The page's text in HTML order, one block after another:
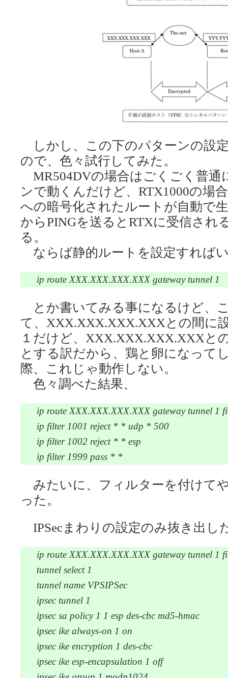
しかし、この下のパターンの設
ので、色々試行してみた。
MR504DVの場合はごくごく普通
ンで動くんだけど、RTX1000の場
への暗号化されたルートが自動で
からPINGを送るとRTXに受信され
る。
ならば静的ルートを設定すれば
ip route XXX.XXX.XXX.XXX gateway tunnel 1
とか書いてみる事になるけど、
て、XXX.XXX.XXX.XXXとの間に
１だけど、XXX.XXX.XXX.XXXと
とする訳だから、鶏と卵になっ
際、これじゃ動作しない。
色々調べた結果、
ip route XXX.XXX.XXX.XXX gateway tunnel 1
ip filter 1001 reject * * udp * 500
ip filter 1002 reject * * esp
ip filter 1999 pass * *
みたいに、フィルターを付けて
った。
IPSecまわりの設定のみ抜き出し
ip route XXX.XXX.XXX.XXX gateway tunnel 1
tunnel select 1
tunnel name VPSIPSec
ipsec tunnel 1
ipsec sa policy 1 1 esp des-cbc md5-hmac
ipsec ike always-on 1 on
ipsec ike encryption 1 des-cbc
ipsec ike esp-encapsulation 1 off